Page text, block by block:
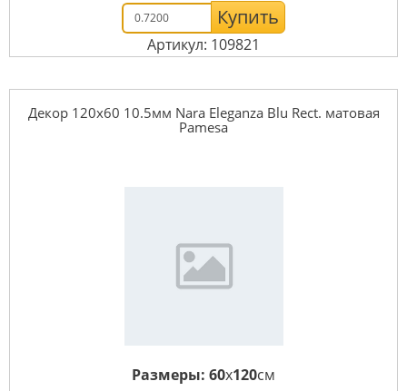
Купить
Артикул: 109821
Декор 120x60 10.5мм Nara Eleganza Blu Rect. матовая
Pamesa
Размеры: 60x120см